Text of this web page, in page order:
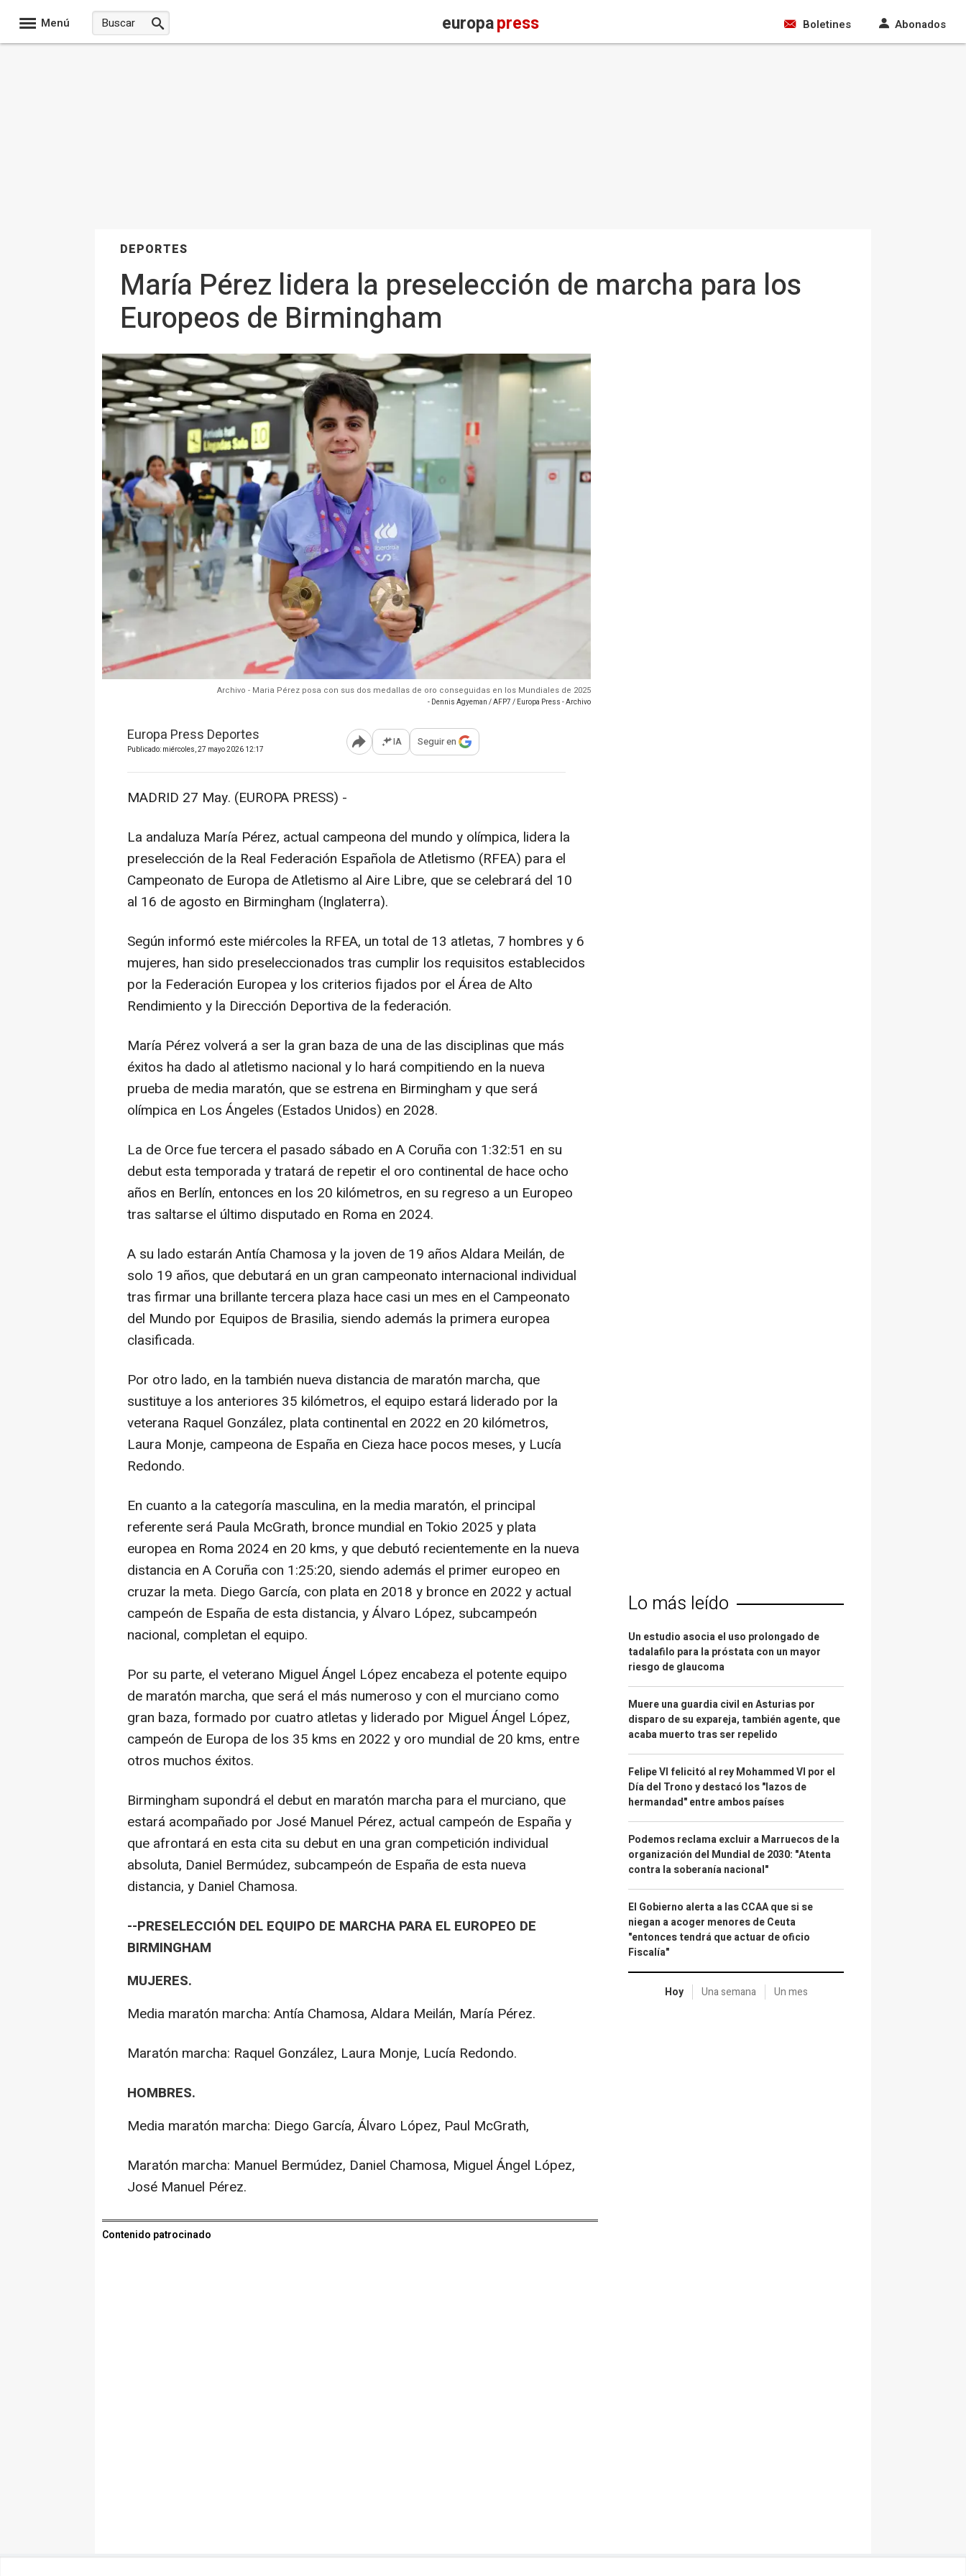
Menú europapress Boletines Abonados
DEPORTES
María Pérez lidera la preselección de marcha para los
Europeos de Birmingham
Archivo - Maria Pérez posa con sus dos medallas de oro conseguidas en los Mundiales de 2025
- Dennis Agyeman / AFP7 / Europa Press - Archivo
Europa Press Deportes
Publicado: miércoles, 27 mayo 2026 12:17 Abrir opciones para compartir
IA Seguir en
MADRID 27 May. (EUROPA PRESS) -
La andaluza María Pérez, actual campeona del mundo y olímpica, lidera la
preselección de la Real Federación Española de Atletismo (RFEA) para el
Campeonato de Europa de Atletismo al Aire Libre, que se celebrará del 10
al 16 de agosto en Birmingham (Inglaterra).
Según informó este miércoles la RFEA, un total de 13 atletas, 7 hombres y 6
mujeres, han sido preseleccionados tras cumplir los requisitos establecidos
por la Federación Europea y los criterios fijados por el Área de Alto
Rendimiento y la Dirección Deportiva de la federación.
María Pérez volverá a ser la gran baza de una de las disciplinas que más
éxitos ha dado al atletismo nacional y lo hará compitiendo en la nueva
prueba de media maratón, que se estrena en Birmingham y que será
olímpica en Los Ángeles (Estados Unidos) en 2028.
La de Orce fue tercera el pasado sábado en A Coruña con 1:32:51 en su
debut esta temporada y tratará de repetir el oro continental de hace ocho
años en Berlín, entonces en los 20 kilómetros, en su regreso a un Europeo
tras saltarse el último disputado en Roma en 2024.
A su lado estarán Antía Chamosa y la joven de 19 años Aldara Meilán, de
solo 19 años, que debutará en un gran campeonato internacional individual
tras firmar una brillante tercera plaza hace casi un mes en el Campeonato
del Mundo por Equipos de Brasilia, siendo además la primera europea
clasificada.
Por otro lado, en la también nueva distancia de maratón marcha, que
sustituye a los anteriores 35 kilómetros, el equipo estará liderado por la
veterana Raquel González, plata continental en 2022 en 20 kilómetros,
Laura Monje, campeona de España en Cieza hace pocos meses, y Lucía
Redondo.
En cuanto a la categoría masculina, en la media maratón, el principal
referente será Paula McGrath, bronce mundial en Tokio 2025 y plata
europea en Roma 2024 en 20 kms, y que debutó recientemente en la nueva
distancia en A Coruña con 1:25:20, siendo además el primer europeo en
cruzar la meta. Diego García, con plata en 2018 y bronce en 2022 y actual
campeón de España de esta distancia, y Álvaro López, subcampeón
nacional, completan el equipo.
Por su parte, el veterano Miguel Ángel López encabeza el potente equipo
de maratón marcha, que será el más numeroso y con el murciano como
gran baza, formado por cuatro atletas y liderado por Miguel Ángel López,
campeón de Europa de los 35 kms en 2022 y oro mundial de 20 kms, entre
otros muchos éxitos.
Birmingham supondrá el debut en maratón marcha para el murciano, que
estará acompañado por José Manuel Pérez, actual campeón de España y
que afrontará en esta cita su debut en una gran competición individual
absoluta, Daniel Bermúdez, subcampeón de España de esta nueva
distancia, y Daniel Chamosa.
--PRESELECCIÓN DEL EQUIPO DE MARCHA PARA EL EUROPEO DE
BIRMINGHAM
MUJERES.
Media maratón marcha: Antía Chamosa, Aldara Meilán, María Pérez.
Maratón marcha: Raquel González, Laura Monje, Lucía Redondo.
HOMBRES.
Media maratón marcha: Diego García, Álvaro López, Paul McGrath,
Maratón marcha: Manuel Bermúdez, Daniel Chamosa, Miguel Ángel López,
José Manuel Pérez.
Contenido patrocinado
Lo más leído
Un estudio asocia el uso prolongado de
tadalafilo para la próstata con un mayor
riesgo de glaucoma
Muere una guardia civil en Asturias por
disparo de su expareja, también agente, que
acaba muerto tras ser repelido
Felipe VI felicitó al rey Mohammed VI por el
Día del Trono y destacó los "lazos de
hermandad" entre ambos países
Podemos reclama excluir a Marruecos de la
organización del Mundial de 2030: "Atenta
contra la soberanía nacional"
El Gobierno alerta a las CCAA que si se
niegan a acoger menores de Ceuta
"entonces tendrá que actuar de oficio
Fiscalía"
Hoy Una semana Un mes